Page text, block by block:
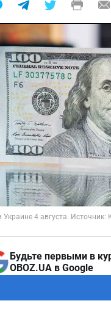
Будьте первыми в
OBOZ.UA в Google